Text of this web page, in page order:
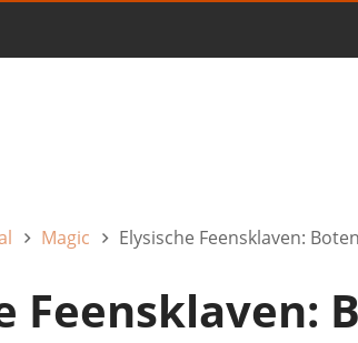
Magic Elysische Feensklaven:
Feensklaven: